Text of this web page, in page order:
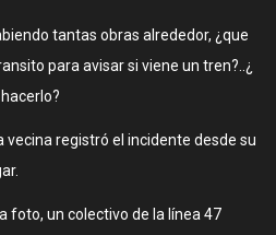
tantas obras alrededor, ¿que
para avisar si viene un tren?..¿
vecina registró el incidente desde su
foto, un colectivo de la línea 47